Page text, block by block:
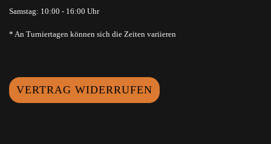
Samstag: 10:00 - 16:00 Uhr
* An Turniertagen können sich die Zeiten variieren
VERTRAG WIDERRUFEN